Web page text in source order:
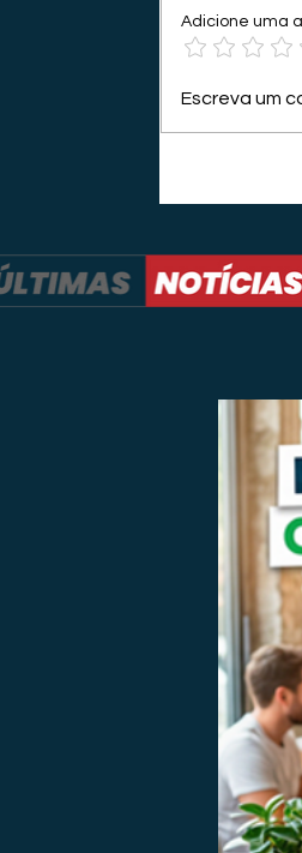
Adicione uma
Escreva um